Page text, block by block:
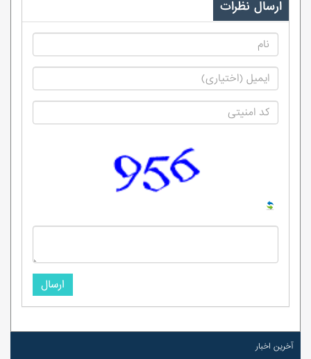
ارسال نظرات
ارسال
آخرین اخبار